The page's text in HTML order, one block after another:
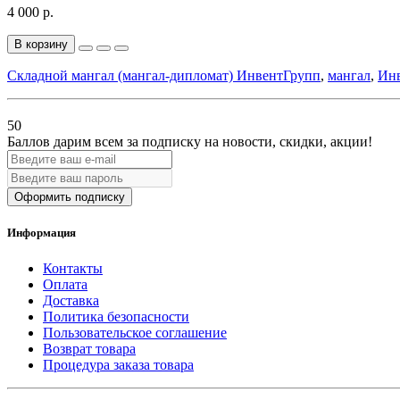
4 000 р.
В корзину
Складной мангал (мангал-дипломат) ИнвентГрупп, мангал,
50
Баллов дарим всем за подписку на новости, скидки, акции!
Оформить подписку
Информация
Контакты
Оплата
Доставка
Политика безопасности
Пользовательское соглашение
Возврат товара
Процедура заказа товара